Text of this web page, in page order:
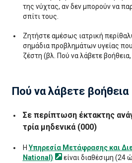
της νύχτας, αν δεν μπορούν να
σπίτι τους.
Ζητήστε αμέσως ιατρική
σημάδια προβλημάτων υγείας
ζέστη (βλ. Πού να λάβετε
Πού να λάβετε βοήθεια
Σε περίπτωση έκτακτης
τρία μηδενικά (000)
Η Υπηρεσία Μετάφρασης και
National)
είναι διαθέσιμη (24